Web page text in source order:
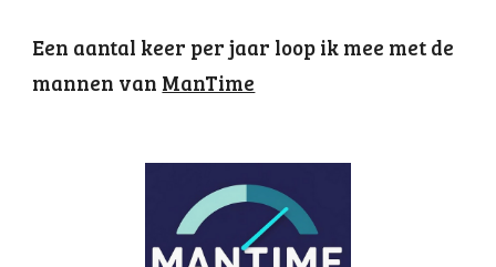
Een aantal keer per jaar loop ik mee met de
mannen van ManTime